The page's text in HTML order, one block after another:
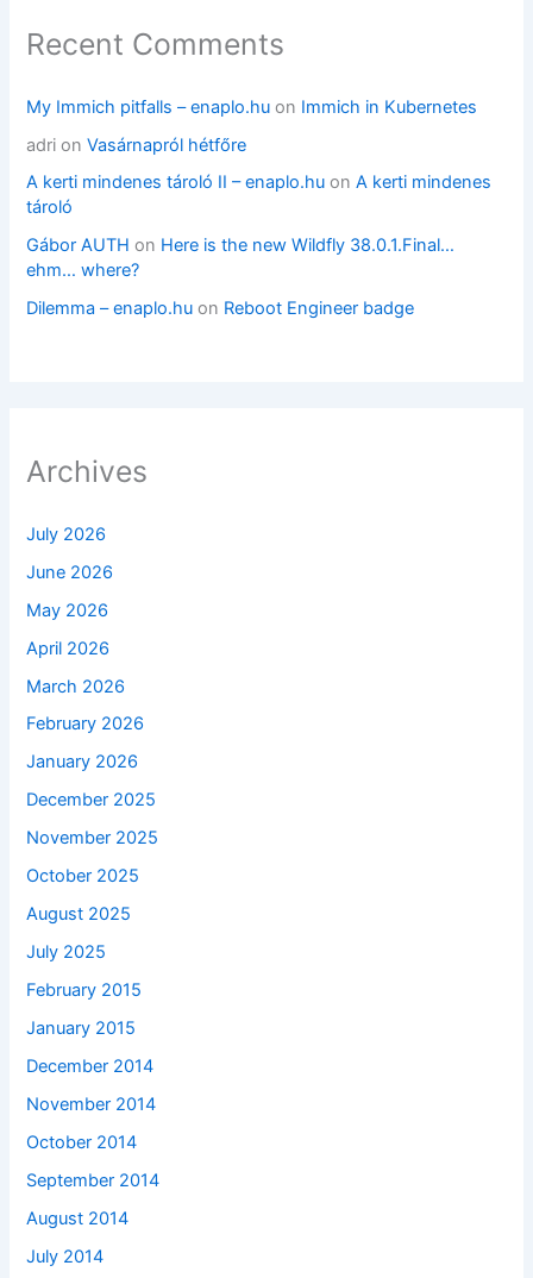
Recent Comments
My Immich pitfalls – enaplo.hu on Immich in Kubernetes
adri onVasárnapról hétfőre
A kerti mindenes tároló II – enaplo.hu onA kerti mindenes
tároló
Gábor AUTH on Here is the new Wildfly 38.0.1.Final…
ehm… where?
Dilemma – enaplo.hu on Reboot Engineer badge
Archives
July 2026
June 2026
May 2026
April 2026
March 2026
February 2026
January 2026
December 2025
November 2025
October 2025
August 2025
July 2025
February 2015
January 2015
December 2014
November 2014
October 2014
September 2014
August 2014
July 2014